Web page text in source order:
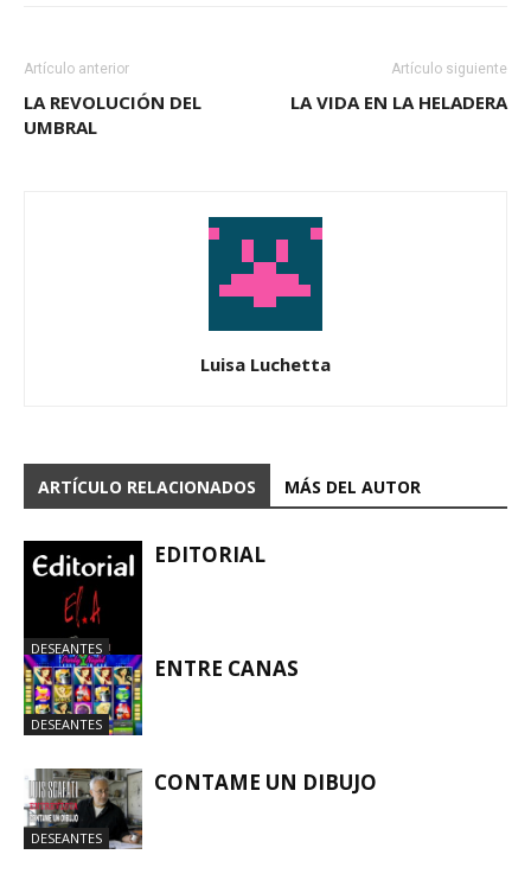
Artículo anterior
LA REVOLUCIÓN DEL
UMBRAL
Artículo siguiente
LA VIDA EN LA HELADERA
Luisa Luchetta
ARTÍCULO RELACIONADOS MÁS DEL AUTOR
DESEANTES
EDITORIAL
DESEANTES
ENTRE CANAS
DESEANTES
CONTAME UN DIBUJO